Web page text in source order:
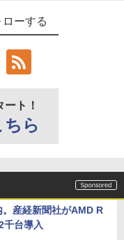
ーする
ート！
ちら
産経新聞社がAMD R
台導入